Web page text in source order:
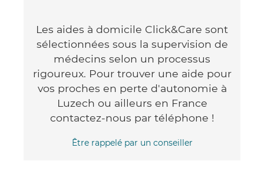
Les aides à domicile Click&Care sont
sélectionnées sous la supervision de
médecins selon un processus
rigoureux. Pour trouver une aide pour
vos proches en perte d'autonomie à
Luzech ou ailleurs en France
contactez-nous par téléphone !
Être rappelé par un conseiller